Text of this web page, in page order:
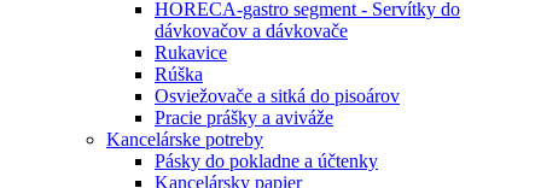
HORECA-gastro segment - Servítky do
dávkovačov a dávkovače
Rukavice
Rúška
Osviežovače a sitká do pisoárov
Pracie prášky a aviváže
Kancelárske potreby
Pásky do pokladne a účtenky
Kancelársky papier